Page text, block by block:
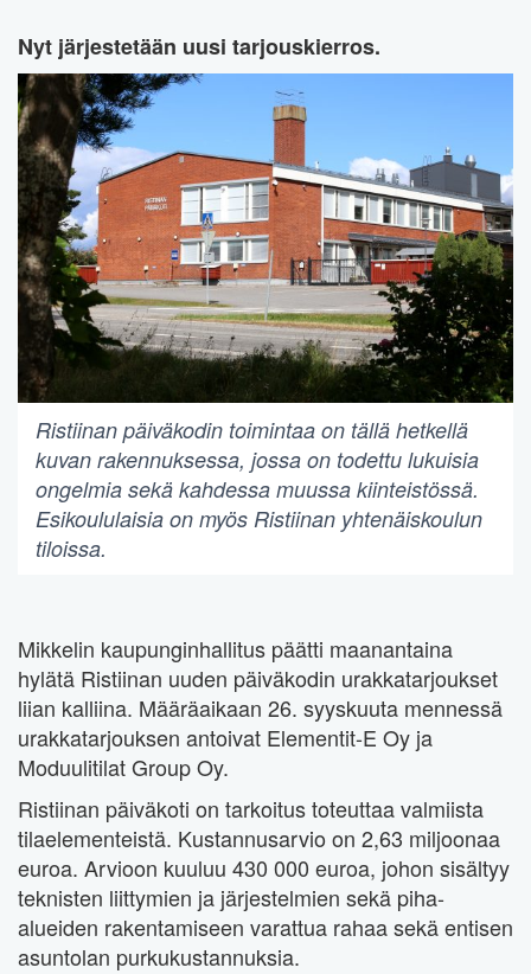
Nyt järjestetään uusi tarjouskierros.
Ristiinan päiväkodin toimintaa on tällä hetkellä
kuvan rakennuksessa, jossa on todettu lukuisia
ongelmia sekä kahdessa muussa kiinteistössä.
Esikoululaisia on myös Ristiinan yhtenäiskoulun
tiloissa.
Mikkelin kaupunginhallitus päätti maanantaina
hylätä Ristiinan uuden päiväkodin urakkatarjoukset
liian kalliina. Määräaikaan 26. syyskuuta mennessä
urakkatarjouksen antoivat Elementit-E Oy ja
Moduulitilat Group Oy.
Ristiinan päiväkoti on tarkoitus toteuttaa valmiista
tilaelementeistä. Kustannusarvio on 2,63 miljoonaa
euroa. Arvioon kuuluu 430 000 euroa, johon sisältyy
teknisten liittymien ja järjestelmien sekä piha-
alueiden rakentamiseen varattua rahaa sekä entisen
asuntolan purkukustannuksia.